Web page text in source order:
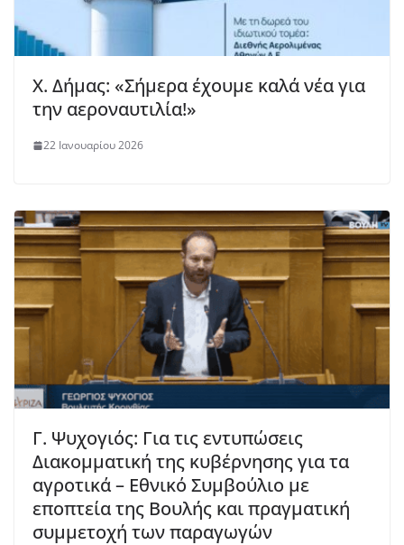
Χ. Δήμας: «Σήμερα έχουμε καλά νέα για
την αεροναυτιλία!»
22 Ιανουαρίου 2026
Γ. Ψυχογιός: Για τις εντυπώσεις
Διακομματική της κυβέρνησης για τα
αγροτικά – Εθνικό Συμβούλιο με
εποπτεία της Βουλής και πραγματική
συμμετοχή των παραγωγών